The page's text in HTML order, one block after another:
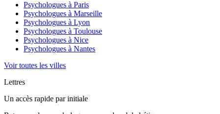
Psychologues à Paris
Psychologues à Marseille
Psychologues à Lyon
Psychologues à Toulouse
Psychologues à Nice
Psychologues à Nantes
Voir toutes les villes
Lettres
Un accès rapide par initiale